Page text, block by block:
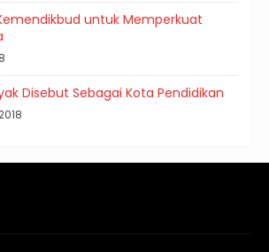
untuk Memperkuat
Disebut Sebagai Kota Pendidikan